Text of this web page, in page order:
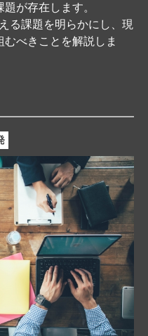
が存在します。
る課題を明らかにし、現
べきことを解説しま